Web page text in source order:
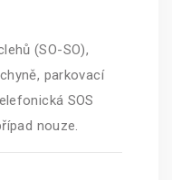
(SO-SO),
parkovací
SOS
nouze.